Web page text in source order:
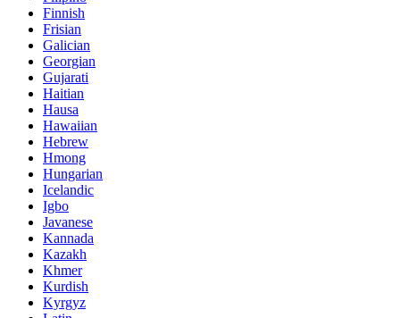
Finnish
Frisian
Galician
Georgian
Gujarati
Haitian
Hausa
Hawaiian
Hebrew
Hmong
Hungarian
Icelandic
Igbo
Javanese
Kannada
Kazakh
Khmer
Kurdish
Kyrgyz